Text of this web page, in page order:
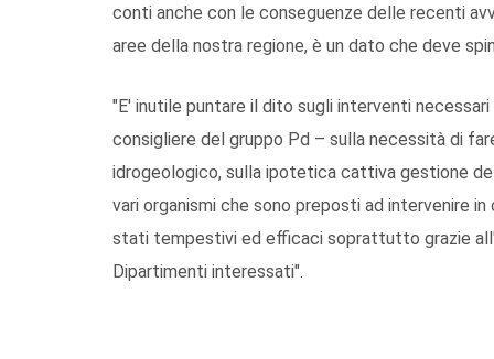
conti anche con le conseguenze delle recenti
aree della nostra regione, è un dato che deve
"E' inutile puntare il dito sugli interventi
consigliere del gruppo Pd – sulla necessità di
idrogeologico, sulla ipotetica cattiva gestione
vari organismi che sono preposti ad intervenire
stati tempestivi ed efficaci soprattutto grazie
Dipartimenti interessati".